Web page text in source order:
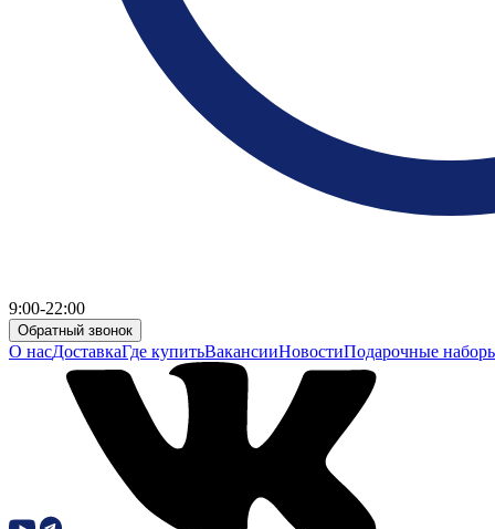
9:00-22:00
Обратный звонок
О насДоставкаГде купитьВакансииНовостиПодарочные